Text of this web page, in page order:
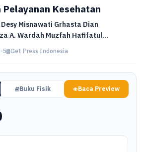
Pelayanan Kesehatan
Misnawati Grhasta Dian
A. Wardah Muzfah Hafifatul...
5 Get Press Indonesia
Buku Fisik Baca Preview